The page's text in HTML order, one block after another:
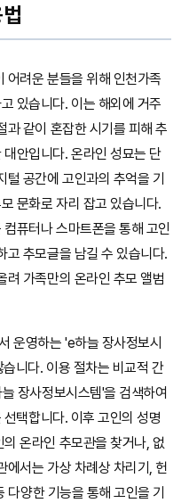
어려운 분들을 위해 인천가족
있습니다. 이는 해외에 거주
과 같이 혼잡한 시기를 피해 추
안입니다. 온라인 성묘는 단
공간에 고인과의 추억을 기
문화로 자리 잡고 있습니다.
퓨터나 스마트폰을 통해 고인
고 추모글을 남길 수 있습니다.
려 가족만의 온라인 추모 앨범
운영하는 'e하늘 장사정보시
니다. 이용 절차는 비교적 간
장사정보시스템'을 검색하여
택합니다. 이후 고인의 성명
온라인 추모관을 찾거나, 없
에서는 가상 차례상 차리기, 헌
양한 기능을 통해 고인을 기